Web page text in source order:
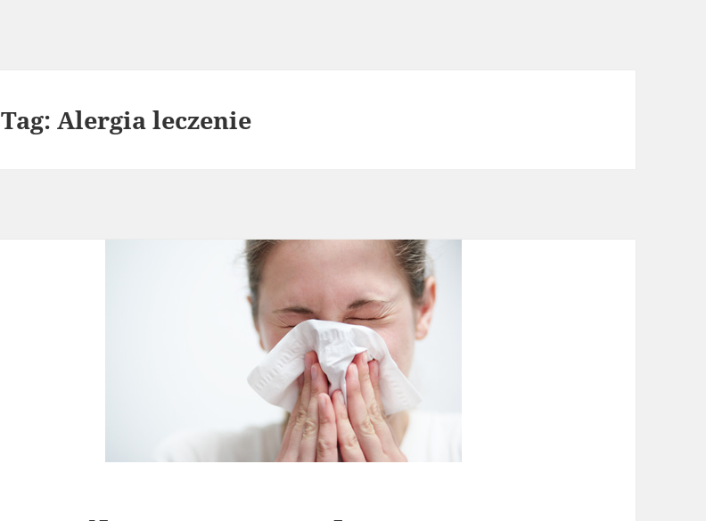
Tag:Alergia leczenie